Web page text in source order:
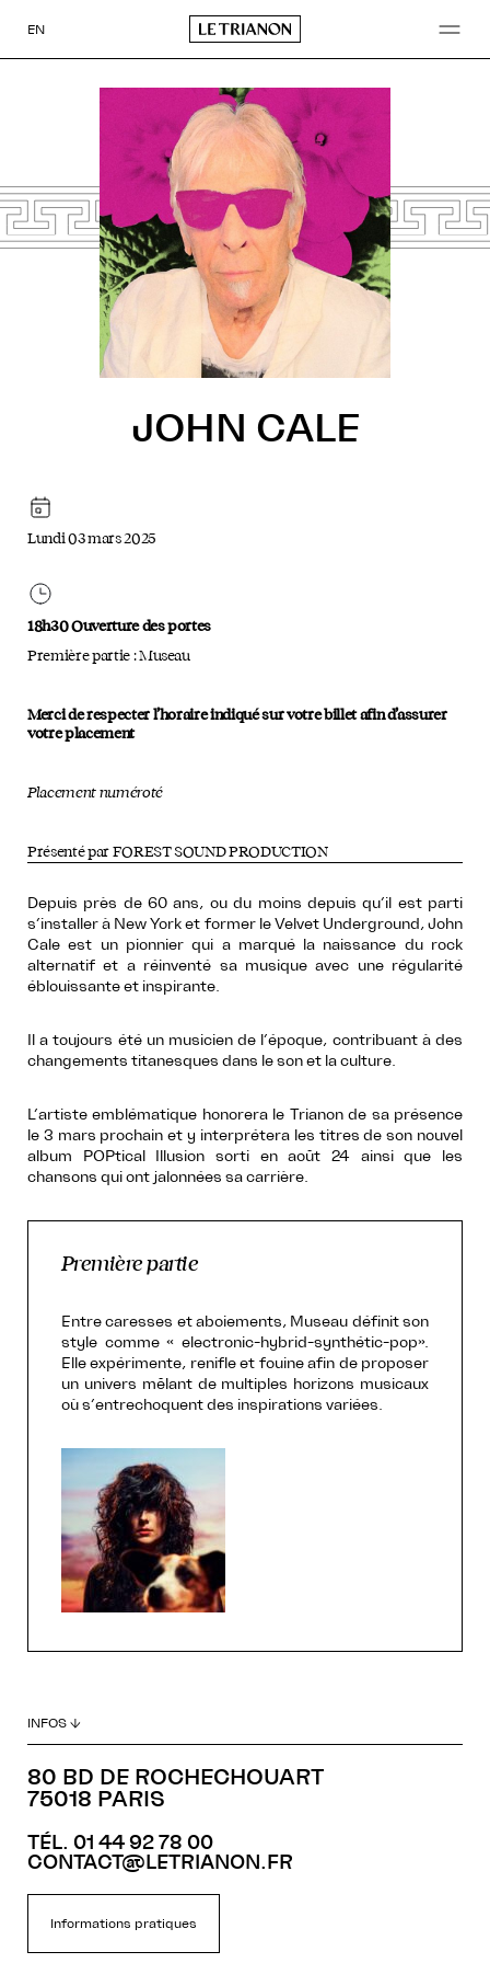
auEN
JOHN CALE
Depuis près de 60 ans, ou du moins depuis qu’il est parti
s’installer à New York et former le Velvet Underground, John
Cale est un pionnier qui a marqué la naissance du rock
alternatif et a réinventé sa musique avec une régularité
éblouissante et inspirante.
Il a toujours été un musicien de l’époque, contribuant à des
changements titanesques dans le son et la culture.
L’artiste emblématique honorera le Trianon de sa présence
le 3 mars prochain et y interprétera les titres de son nouvel
album POPtical Illusion sorti en août 24 ainsi que les
chansons qui ont jalonnées sa carrière.
Première partie
Entre caresses et aboiements, Museau définit son
style comme « electronic-hybrid-synthétic-pop».
Elle expérimente, renifle et fouine afin de proposer
un univers mêlant de multiples horizons musicaux
où s’entrechoquent des inspirations variées.
Lundi 03 mars 2025
18h30 Ouverture des portes
Première partie : Museau
Merci de respecter l’horaire indiqué sur votre billet afin d’assurer
votre placement
Placement numéroté
Présenté par FOREST SOUND PRODUCTION
INFOS ↓
80 BD DE ROCHECHOUART
75018 PARIS
TÉL. 01 44 92 78 00
CONTACT@LETRIANON.FR
Informations pratiques